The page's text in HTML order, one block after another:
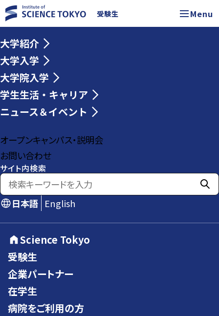
受験生 Menu
大学紹介
大学入学
大学院入学
学生生活・キャリア
ニュース＆イベント
オープンキャンパス・説明会
お問い合わせ
サイト内検索
日本語 English
Science Tokyo
受験生
企業パートナー
在学生
病院をご利用の方